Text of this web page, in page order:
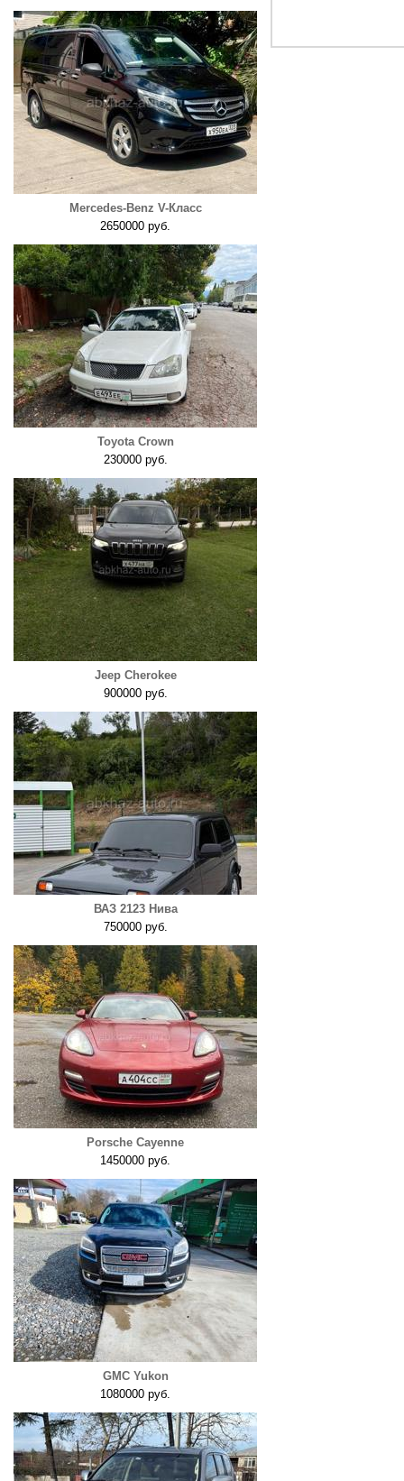
Mercedes-Benz V-Класс
2650000 руб.
Toyota Crown
230000 руб.
Jeep Cherokee
900000 руб.
ВАЗ 2123 Нива
750000 руб.
Porsche Cayenne
1450000 руб.
GMC Yukon
1080000 руб.